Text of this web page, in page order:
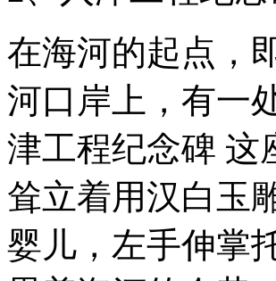
在海河的起点，
河口岸上，有一
津工程纪念碑 这
耸立着用汉白玉
婴儿，左手伸掌